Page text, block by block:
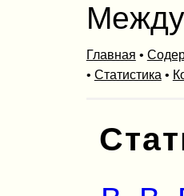
Главная •
• Статистика •